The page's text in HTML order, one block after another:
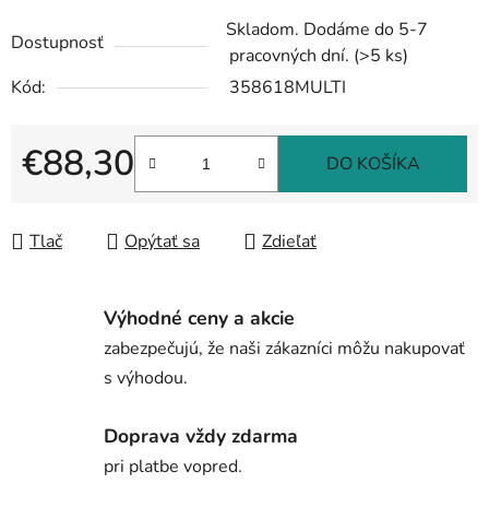
Dostupnosť
Skladom. Dodáme do 5-7
pracovných dní. (>5 ks)
Kód:
358618MULTI
€88,30
Jednotková cena:
DO KOŠÍKA
Tlač Opýtať sa Zdieľať
Výhodné ceny a akcie
zabezpečujú, že naši zákazníci môžu nakupovať
s výhodou.
Doprava vždy zdarma
pri platbe vopred.